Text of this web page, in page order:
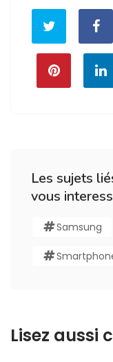
Les sujets
vous
Samsung
Lisez aussi